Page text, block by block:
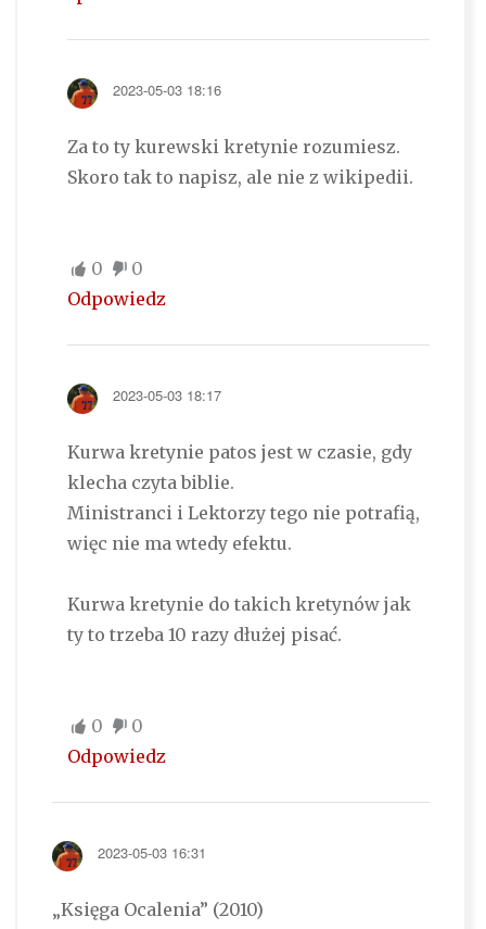
2023-05-03 18:16
Za to ty kurewski kretynie rozumiesz.
Skoro tak to napisz, ale nie z wikipedii.
0
0
Odpowiedz
2023-05-03 18:17
Kurwa kretynie patos jest w czasie, gdy
klecha czyta biblie.
Ministranci i Lektorzy tego nie potrafią,
więc nie ma wtedy efektu.
Kurwa kretynie do takich kretynów jak
ty to trzeba 10 razy dłużej pisać.
0
0
Odpowiedz
2023-05-03 16:31
„Księga Ocalenia” (2010)